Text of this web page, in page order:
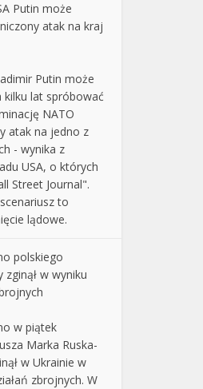
Putin może
atak na kraj
Putin może
kilku lat spróbować
NATO
atak na jedno z
- wynika z
USA, o których
Street Journal".
to
lądowe.
polskiego
w wyniku
w piątek
Marka Ruska-
w Ukrainie w
zbrojnych. W